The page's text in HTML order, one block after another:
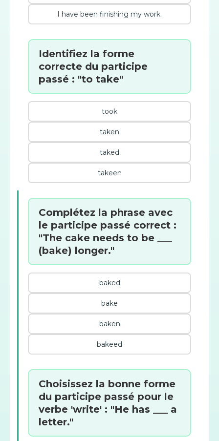
I have been finishing my work.
Identifiez la forme
correcte du participe
passé : "to take"
took
taken
taked
takeen
Complétez la phrase avec
le participe passé correct :
"The cake needs to be ___
(bake) longer."
baked
bake
baken
bakeed
Choisissez la bonne forme
du participe passé pour le
verbe 'write' : "He has ___ a
letter."